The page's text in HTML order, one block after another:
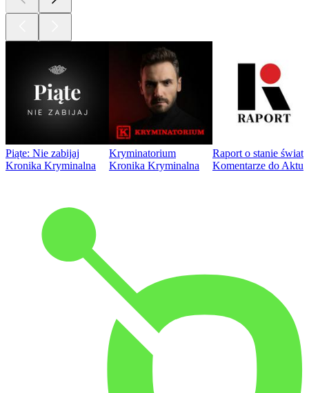
Piąte: Nie zabijaj
Kronika Kryminalna
Kryminatorium
Kronika Kryminalna
Raport o stanie
Komentarze do